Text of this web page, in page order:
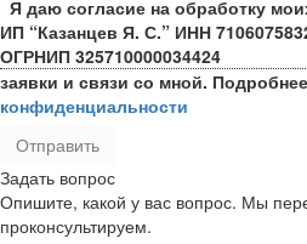
Я даю согласие на обработку
ИП “Казанцев Я. С.” ИНН
ОГРНИП 325710000034424
заявки и связи со мной.
конфиденциальности
Задать вопрос
Опишите, какой у вас вопрос. Мы
проконсультируем.